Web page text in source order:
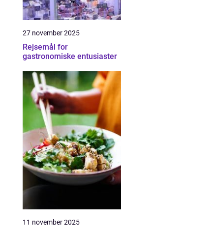
27 november 2025
Rejsemål for
gastronomiske entusiaster
11 november 2025